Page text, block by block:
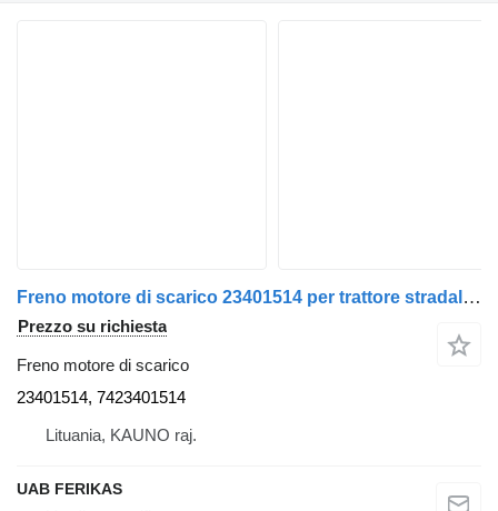
Freno motore di scarico 23401514 per trattore stradale Renault T
Prezzo su richiesta
Freno motore di scarico
23401514, 7423401514
Lituania, KAUNO raj.
UAB FERIKAS